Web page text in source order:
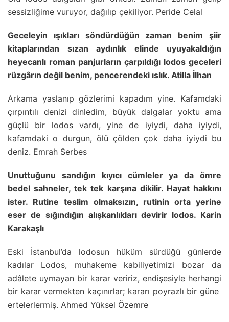
sessizliğime vuruyor, dağılıp çekiliyor. Peride Celal
Geceleyin ışıkları söndürdüğün zaman benim şiir
kitaplarından sızan aydınlık elinde uyuyakaldığın
heyecanlı roman panjurların çarpıldığı lodos geceleri
rüzgârın değil benim, pencerendeki ıslık. Atilla İlhan
Arkama yaslanıp gözlerimi kapadım yine. Kafamdaki
çırpıntılı denizi dinledim, büyük dalgalar yoktu ama
güçlü bir lodos vardı, yine de iyiydi, daha iyiydi,
kafamdaki o durgun, ölü çölden çok daha iyiydi bu
deniz. Emrah Serbes
Unuttuğunu sandığın kıyıcı cümleler ya da ömre
bedel sahneler, tek tek karşına dikilir. Hayat hakkını
ister. Rutine teslim olmaksızın, rutinin orta yerine
eser de sığındığın alışkanlıkları devirir lodos. Karin
Karakaşlı
Eski İstanbul’da lodosun hüküm sürdüğü günlerde
kadılar Lodos, muhakeme kabiliyetimizi bozar da
adâlete uymayan bir karar veririz, endişesiyle herhangi
bir karar vermekten kaçınırlar; kararı poyrazlı bir güne
ertelerlermiş. Ahmed Yüksel Özemre